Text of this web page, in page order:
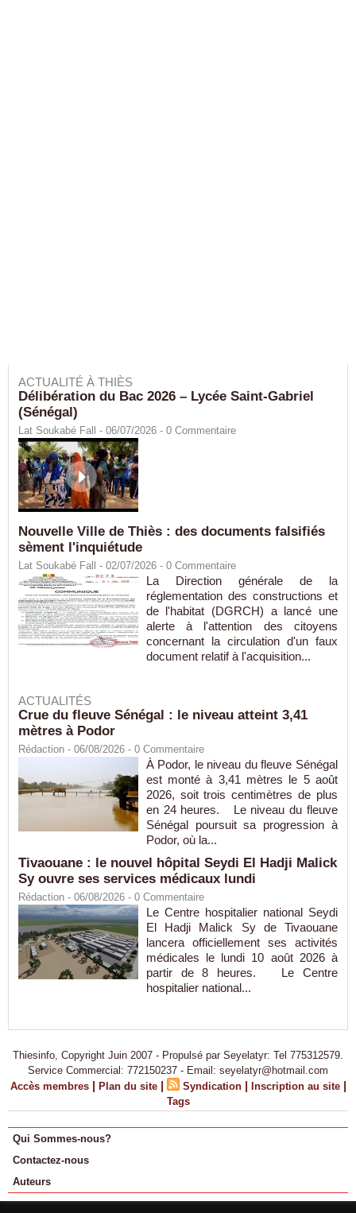
ACTUALITÉ À THIÈS
Délibération du Bac 2026 – Lycée Saint-Gabriel
(Sénégal)
Lat Soukabé Fall - 06/07/2026 - 0 Commentaire
Nouvelle Ville de Thiès : des documents falsifiés
sèment l'inquiétude
Lat Soukabé Fall - 02/07/2026 - 0 Commentaire
La Direction générale de la
réglementation des constructions et
de l'habitat (DGRCH) a lancé une
alerte à l'attention des citoyens
concernant la circulation d'un faux
document relatif à l'acquisition...
ACTUALITÉS
Crue du fleuve Sénégal : le niveau atteint 3,41
mètres à Podor
Rédaction - 06/08/2026 - 0 Commentaire
À Podor, le niveau du fleuve Sénégal
est monté à 3,41 mètres le 5 août
2026, soit trois centimètres de plus
en 24 heures. Le niveau du fleuve
Sénégal poursuit sa progression à
Podor, où la...
Tivaouane : le nouvel hôpital Seydi El Hadji Malick
Sy ouvre ses services médicaux lundi
Rédaction - 06/08/2026 - 0 Commentaire
Le Centre hospitalier national Seydi
El Hadji Malick Sy de Tivaouane
lancera officiellement ses activités
médicales le lundi 10 août 2026 à
partir de 8 heures. Le Centre
hospitalier national...
Thiesinfo, Copyright Juin 2007 - Propulsé par Seyelatyr: Tel 775312579.
Service Commercial: 772150237 - Email: seyelatyr@hotmail.com
Accès membres | Plan du site | Syndication | Inscription au site |
Tags
Qui Sommes-nous?
Contactez-nous
Auteurs